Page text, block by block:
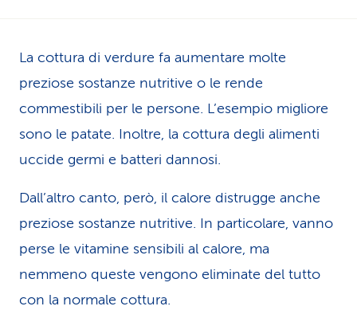
z
i
o
La cottura di verdure fa aumentare molte
preziose sostanze nutritive o le rende
commestibili per le persone. L’esempio migliore
sono le patate. Inoltre, la cottura degli alimenti
uccide germi e batteri dannosi.
Dall’altro canto, però, il calore distrugge anche
preziose sostanze nutritive. In particolare, vanno
perse le vitamine sensibili al calore, ma
nemmeno queste vengono eliminate del tutto
con la normale cottura.